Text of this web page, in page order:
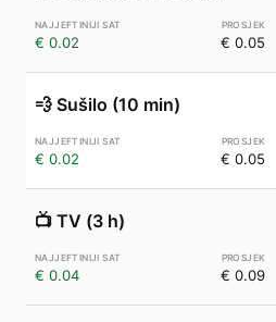
€ 0.02 € 0.05
💨 Sušilo (10 min)
€ 0.02 € 0.05
📺 TV (3 h)
€ 0.04 € 0.09